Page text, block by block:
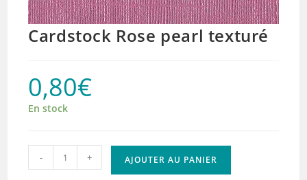
Cardstock Rose pearl texturé
0,80€
En stock
quantité
de
- + AJOUTER AU PANIER